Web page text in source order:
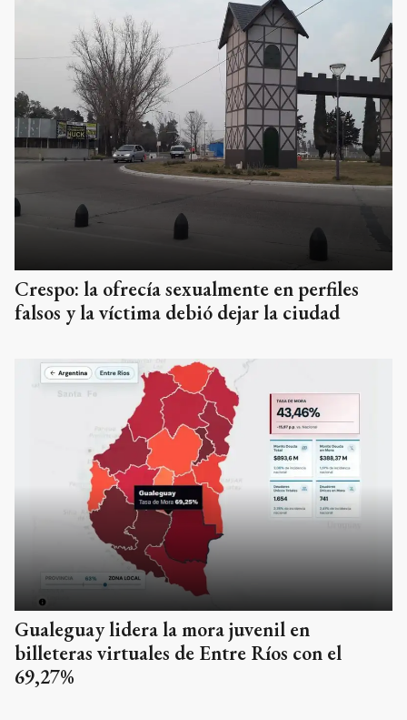
Crespo: la ofrecía sexualmente en perfiles
falsos y la víctima debió dejar la ciudad
Gualeguay lidera la mora juvenil en
billeteras virtuales de Entre Ríos con el
69,27%